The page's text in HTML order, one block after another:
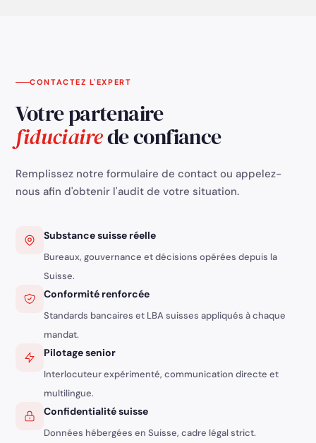
Créer votre société en Suisse
Conseil et accompagnement complet
marché suisse.
CONTACTEZ L'EXPERT
Votre partenaire
fiduciairede confiance
Remplissez notre formulaire de contact ou appelez-
nous afin d'obtenir l'audit de votre situation.
Substance suisse réelle
Bureaux, gouvernance et décisions opérées depuis la
Suisse.
Conformité renforcée
Standards bancaires et LBA suisses appliqués à chaque
mandat.
Pilotage senior
Interlocuteur expérimenté, communication directe et
multilingue.
Confidentialité suisse
Données hébergées en Suisse, cadre légal strict.